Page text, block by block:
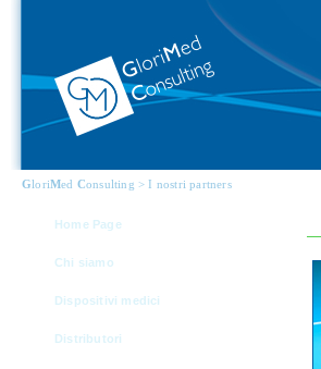
GloriMed Consulting > I nostri partners
Home Page
Chi siamo
Dispositivi medici
Distributori